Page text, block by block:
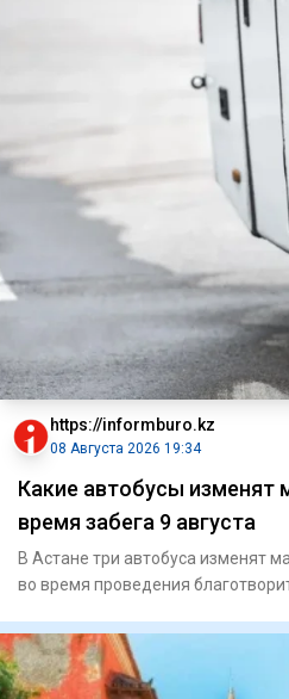
https://informburo.kz
08 Августа 2026 19:34
Какие автобусы изменят
время забега 9 августа
В Астане три автобуса изменят
во время проведения